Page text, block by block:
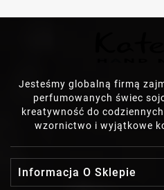
Jesteśmy globalną firmą
perfumowanych świec
kreatywność do
wzornictwo i wyjątkowe
Informacja O Sklepie